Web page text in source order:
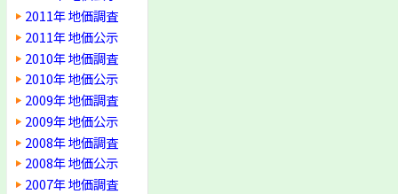
2011年 地価調査
2011年 地価公示
2010年 地価調査
2010年 地価公示
2009年 地価調査
2009年 地価公示
2008年 地価調査
2008年 地価公示
2007年 地価調査